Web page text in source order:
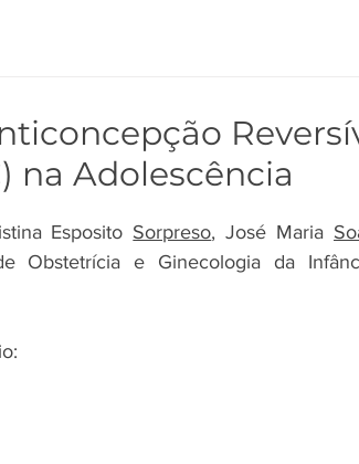
na Adolescência
Esposito Sorpreso, José Maria
Obstetrícia e Ginecologia da